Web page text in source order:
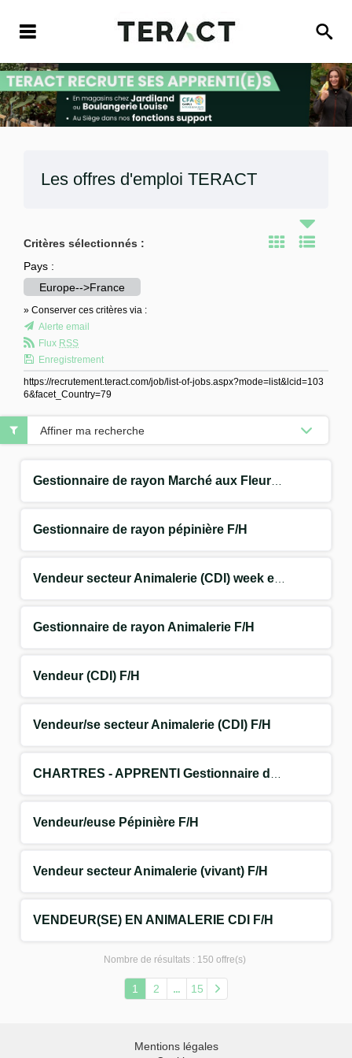
Les offres d'emploi TERACT
Critères sélectionnés :
Pays :
Europe-->France
» Conserver ces critères via :
Alerte email
Flux RSS
Enregistrement
https://recrutement.teract.com/job/list-of-jobs.aspx?mode=list&lcid=103
6&facet_Country=79
Gestionnaire de rayon pépinière F/H
Gestionnaire de rayon Animalerie F/H
Vendeur (CDI) F/H
Vendeur/se secteur Animalerie (CDI) F/H
Vendeur/euse Pépinière F/H
Vendeur secteur Animalerie (vivant) F/H
VENDEUR(SE) EN ANIMALERIE CDI F/H
Affiner ma recherche
Nombre de résultats : 150 offre(s)
1 2 15
Mentions légales